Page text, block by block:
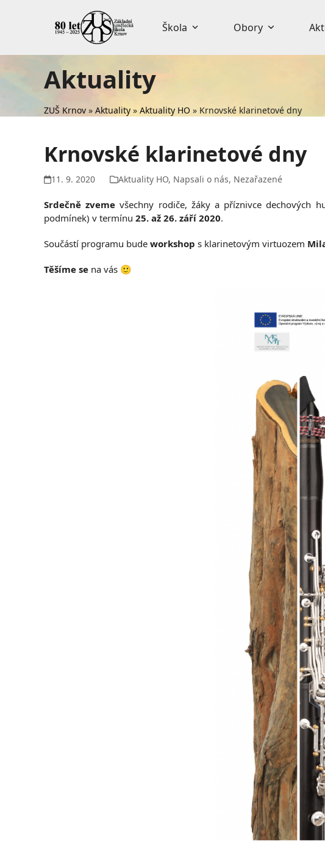
Škola Obory
Aktuality
ZUŠ Krnov » Aktuality » Aktuality HO » Krnovské klarinetové dny
Krnovské klarinetové dny
11. 9. 2020 Aktuality HO, Napsali o nás, Nezařazené
Srdečně zveme všechny rodiče, žáky a příznivce dechových
podmínek) v termínu 25. až 26. září 2020.
Součástí programu bude workshop s klarinetovým virtuozem
Těšíme se na vás 🙂